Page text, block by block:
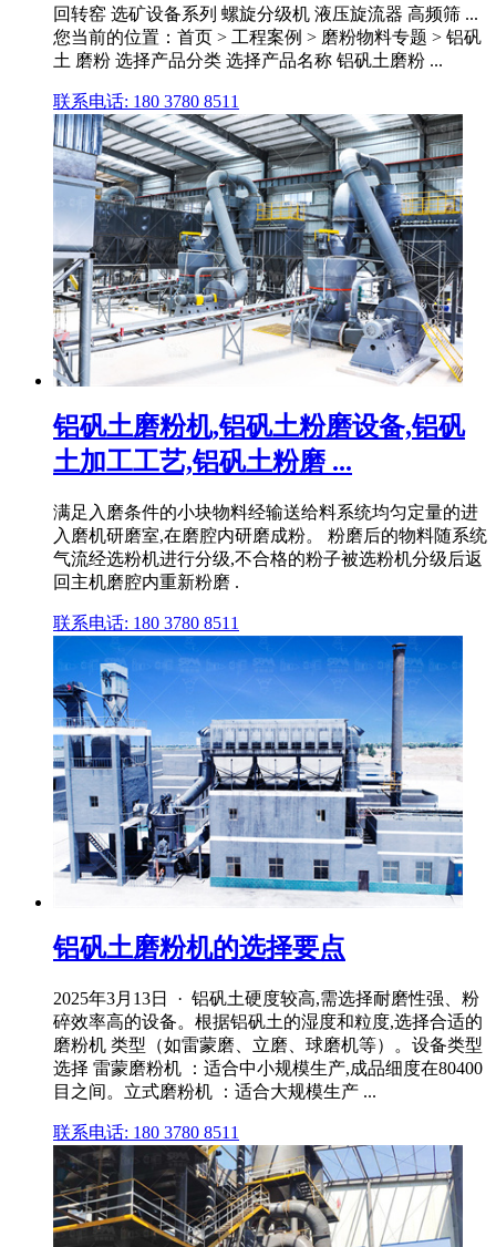
回转窑 选矿设备系列 螺旋分级机 液压旋流器 高频筛 ...
您当前的位置：首页 > 工程案例 > 磨粉物料专题 > 铝矾
土 磨粉 选择产品分类 选择产品名称 铝矾土磨粉 ...
联系电话: 180 3780 8511
铝矾土磨粉机,铝矾土粉磨设备,铝矾
土加工工艺,铝矾土粉磨 ...
满足入磨条件的小块物料经输送给料系统均匀定量的进
入磨机研磨室,在磨腔内研磨成粉。 粉磨后的物料随系统
气流经选粉机进行分级,不合格的粉子被选粉机分级后返
回主机磨腔内重新粉磨 .
联系电话: 180 3780 8511
铝矾土磨粉机的选择要点
2025年3月13日 · 铝矾土硬度较高,需选择耐磨性强、粉
碎效率高的设备。根据铝矾土的湿度和粒度,选择合适的
磨粉机 类型（如雷蒙磨、立磨、球磨机等）。设备类型
选择 雷蒙磨粉机 ：适合中小规模生产,成品细度在80400
目之间。立式磨粉机 ：适合大规模生产 ...
联系电话: 180 3780 8511